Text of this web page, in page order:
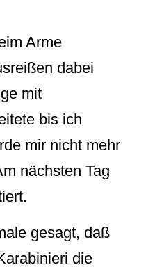
Arme
dabei
mit
bis ich
mir nicht mehr
nächsten Tag
gesagt, daß
die